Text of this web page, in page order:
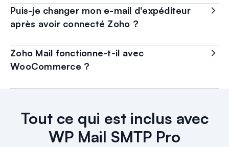
Puis-je changer mon e-mail d'expéditeur
après avoir connecté Zoho ?
Zoho Mail fonctionne-t-il avec
WooCommerce ?
Tout ce qui est inclus avec
WP Mail SMTP Pro